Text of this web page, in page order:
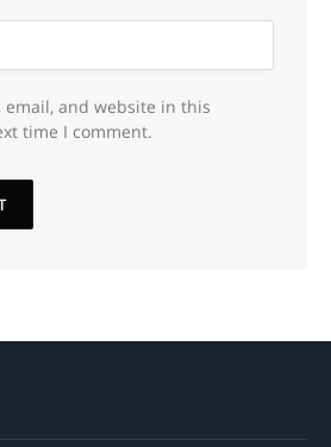
email, and website in this
time I comment.